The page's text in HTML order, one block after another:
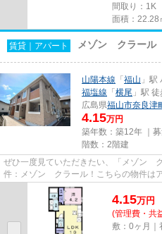
間取り：1K
面積：22.28
賃貸｜アパート メゾン クラール
山陽本線 「 福山 」駅
福塩線 「 横尾 」駅
広島県福山市奈良津
4.15万円
築年数：築12年 ｜募
階数：2階建
ぜひ一度見ていただきたい、「メゾン
件：メゾン クラール！こちらの物件は
賃や初期費用支払いのわずら...
4.15万円
(管理費・共
敷：0ヶ月｜